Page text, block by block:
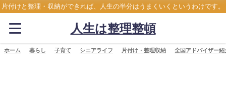
片付けと整理・収納ができれば、人生の半分はうまくいくというわけです。
人生は整理整頓
ホーム 暮らし 子育て シニアライフ 片付け・整理収納 全国アドバイザー紹